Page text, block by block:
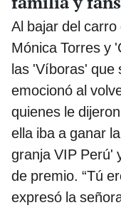
Al bajar del
Mónica Torres y
las 'Víboras' que
emocionó al
quienes le
ella iba a ganar
granja VIP Perú'
de premio. “Tú
expresó la